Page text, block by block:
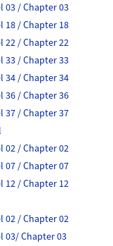
03 / Chapter 03
18 / Chapter 18
22 / Chapter 22
33 / Chapter 33
34 / Chapter 34
36 / Chapter 36
37 / Chapter 37
02 / Chapter 02
07 / Chapter 07
12 / Chapter 12
02 / Chapter 02
03/ Chapter 03